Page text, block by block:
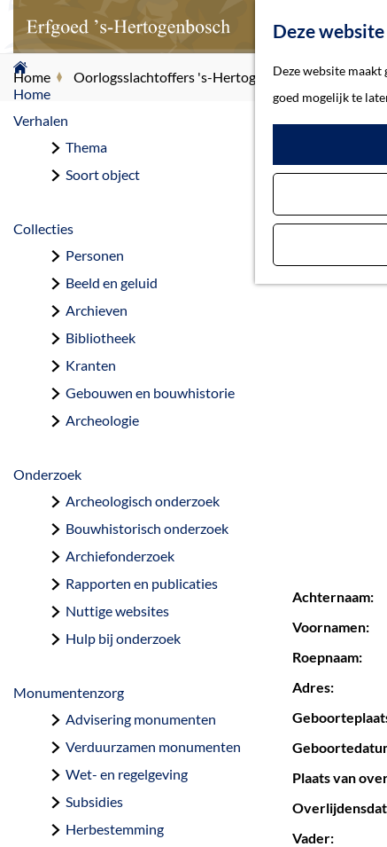
Deze
Deze website
goed mogelijk te
G
a
n
d
Home
Verhalen
Thema
Soort object
Collecties
Personen
Beeld en geluid
Archieven
Bibliotheek
Kranten
Gebouwen en bouwhistorie
Archeologie
Onderzoek
Archeologisch onderzoek
Bouwhistorisch onderzoek
Archiefonderzoek
Rapporten en publicaties
Nuttige websites
Hulp bij onderzoek
Monumentenzorg
Advisering monumenten
Verduurzamen monumenten
Wet- en regelgeving
Subsidies
Herbestemming
Home Oorlogsslachtoffers 's-Hertogenbosch Jansen,
Achternaam:
Voornamen:
Roepnaam:
Adres:
Plaats van
Vader: